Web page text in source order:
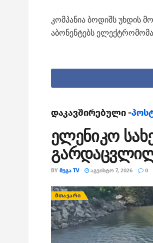
კომპანია ბოდიშს უხდის
აბონენტებს
დაკავშირებული -
ელენიკო
BY ᲛᲔᲒᲐ TV ᲐᲒᲕᲘᲡᲢᲝ 7, 2026 0
ᲛᲗᲐᲕᲐᲠᲘ